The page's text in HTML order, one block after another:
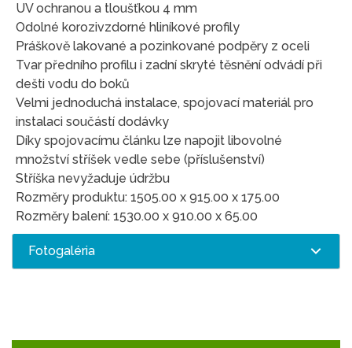
UV ochranou a tloušťkou 4 mm
Odolné korozivzdorné hliníkové profily
Práškově lakované a pozinkované podpěry z oceli
Tvar předního profilu i zadní skryté těsnění odvádí při
dešti vodu do boků
Velmi jednoduchá instalace, spojovací materiál pro
instalaci součástí dodávky
Díky spojovacímu článku lze napojit libovolné
množství stříšek vedle sebe (příslušenství)
Stříška nevyžaduje údržbu
Rozměry produktu: 1505.00 x 915.00 x 175.00
Rozměry balení: 1530.00 x 910.00 x 65.00
Fotogaléria